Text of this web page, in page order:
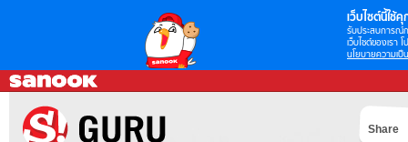
เว็บไซต์นี้ใช้คุ
รับประสบการณ์
เว็บไซต์ของเรา
นโยบายความเป็
Share